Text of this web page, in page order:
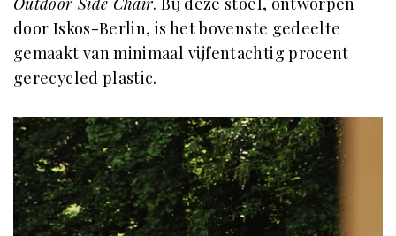
door Iskos-Berlin, is het bovenste gedeelte
gemaakt van minimaal vijfentachtig procent
gerecycled plastic.